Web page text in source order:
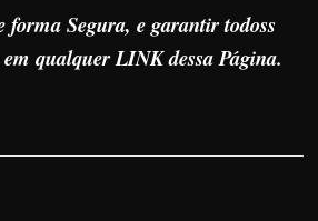
forma Segura, e garantir todoss
qualquer LINK dessa Página.